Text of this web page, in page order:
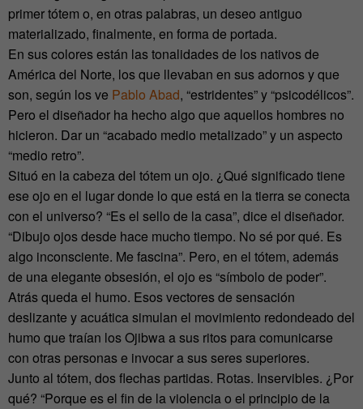
primer tótem o, en otras palabras, un deseo antiguo
materializado, finalmente, en forma de portada.
En sus colores están las tonalidades de los nativos de
América del Norte, los que llevaban en sus adornos y que
son, según los ve Pablo Abad, “estridentes” y “psicodélicos”.
Pero el diseñador ha hecho algo que aquellos hombres no
hicieron. Dar un “acabado medio metalizado” y un aspecto
“medio retro”.
Situó en la cabeza del tótem un ojo. ¿Qué significado tiene
ese ojo en el lugar donde lo que está en la tierra se conecta
con el universo? “Es el sello de la casa”, dice el diseñador.
“Dibujo ojos desde hace mucho tiempo. No sé por qué. Es
algo inconsciente. Me fascina”. Pero, en el tótem, además
de una elegante obsesión, el ojo es “símbolo de poder”.
Atrás queda el humo. Esos vectores de sensación
deslizante y acuática simulan el movimiento redondeado del
humo que traían los Ojibwa a sus ritos para comunicarse
con otras personas e invocar a sus seres superiores.
Junto al tótem, dos flechas partidas. Rotas. Inservibles. ¿Por
qué? “Porque es el fin de la violencia o el principio de la